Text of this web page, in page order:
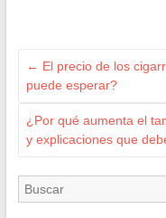
← El precio de los
puede esperar?
¿Por qué aumenta el
y explicaciones que